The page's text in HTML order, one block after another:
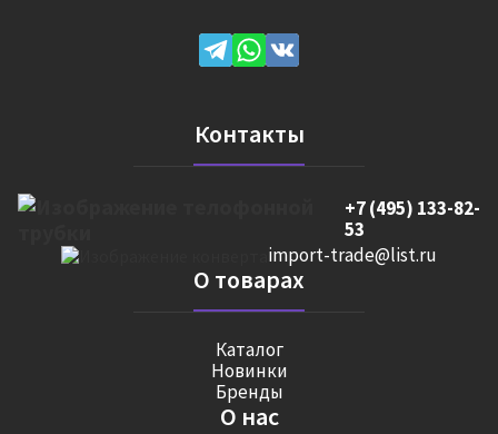
Контакты
+7 (495) 133-82-
53
import-trade@list.ru
О товарах
Каталог
Новинки
Бренды
О нас